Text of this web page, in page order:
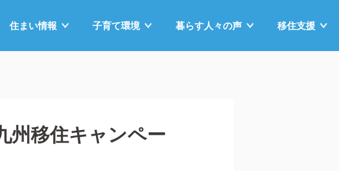
住まい情報 子育て環境 暮らす人々の声 移住支援
州移住キャンペー